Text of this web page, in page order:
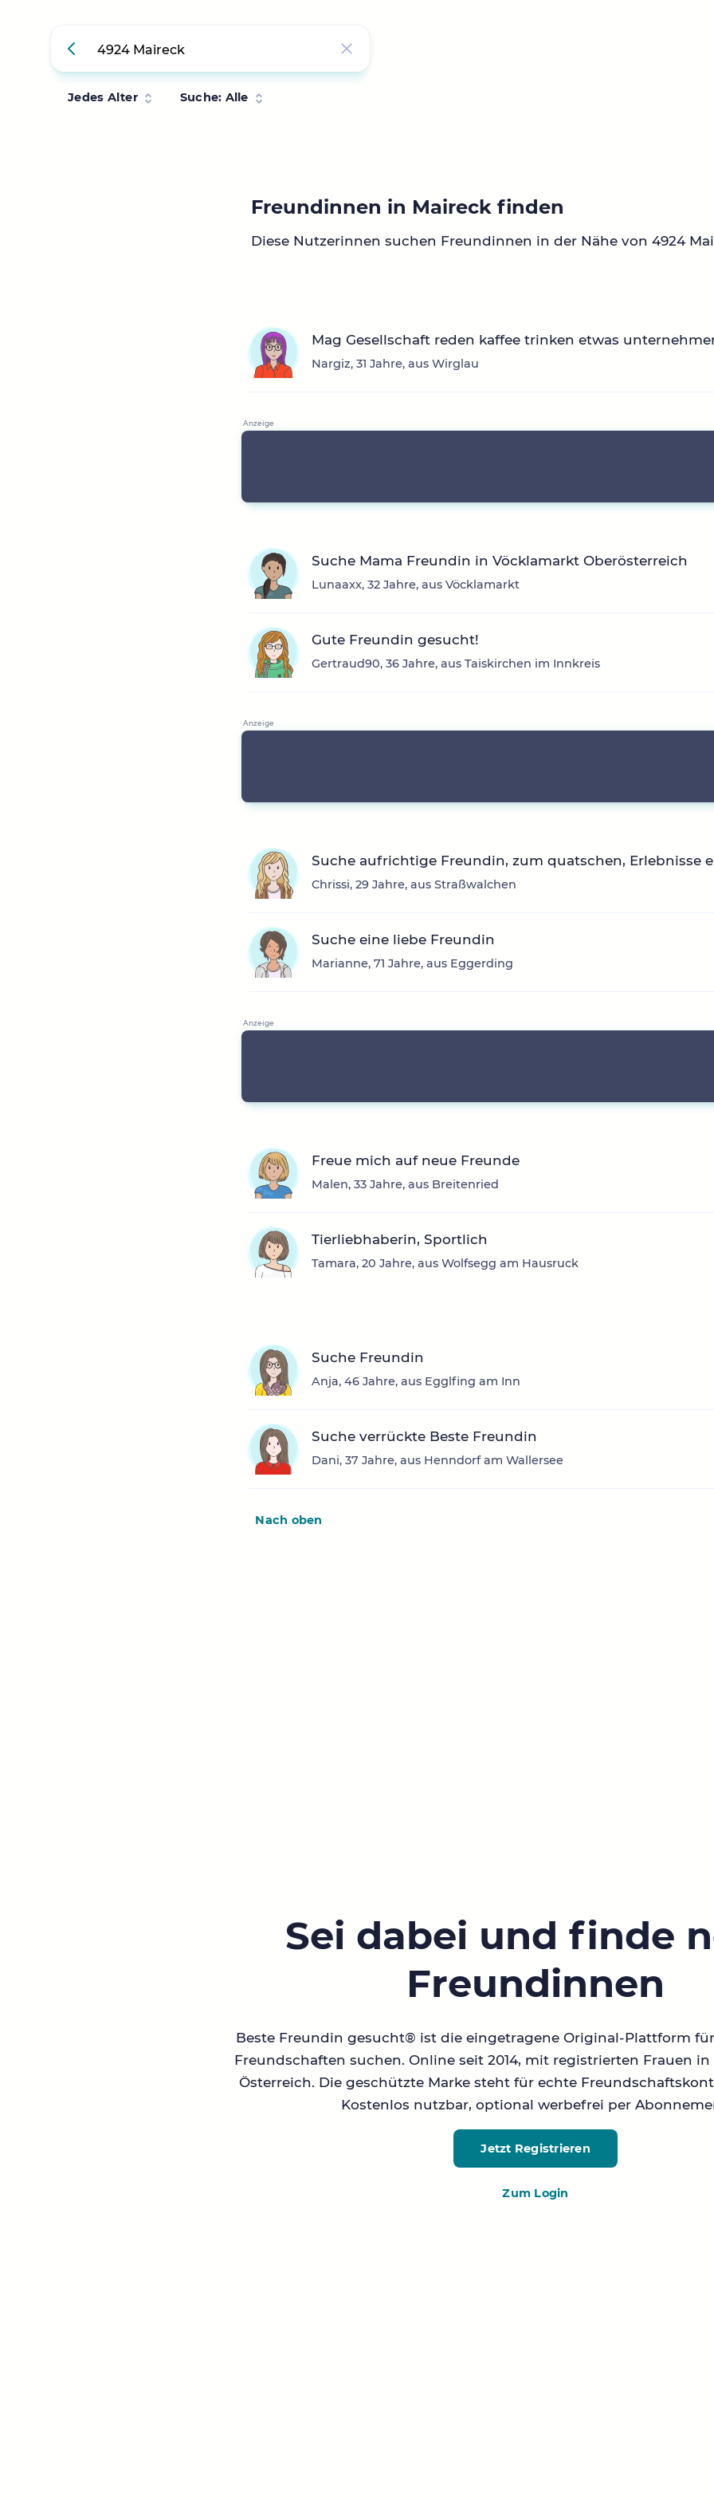
Jedes Alter Suche: Alle
Freundinnen in Maireck finden
Diese Nutzerinnen suchen Freundinnen in der Nähe von 4924
Mag Gesellschaft reden kaffee trinken etwas
Nargiz, 31 Jahre, aus Wirglau
Suche Mama Freundin in Vöcklamarkt Oberösterreich
Lunaaxx, 32 Jahre, aus Vöcklamarkt
Gute Freundin gesucht!
Gertraud90, 36 Jahre, aus Taiskirchen im Innkreis
Suche aufrichtige Freundin, zum quatschen, Erlebnisse
Chrissi, 29 Jahre, aus Straßwalchen
Suche eine liebe Freundin
Marianne, 71 Jahre, aus Eggerding
Freue mich auf neue Freunde
Malen, 33 Jahre, aus Breitenried
Tierliebhaberin, Sportlich
Tamara, 20 Jahre, aus Wolfsegg am Hausruck
Suche Freundin
Anja, 46 Jahre, aus Egglfing am Inn
Suche verrückte Beste Freundin
Dani, 37 Jahre, aus Henndorf am Wallersee
Nach oben
Sei dabei und finde
Freundinnen
Beste Freundin gesucht® ist die eingetragene Original-Plattform
Freundschaften suchen. Online seit 2014, mit registrierten Frauen
Österreich. Die geschützte Marke steht für echte
Kostenlos nutzbar, optional werbefrei per
Jetzt Registrieren
Zum Login